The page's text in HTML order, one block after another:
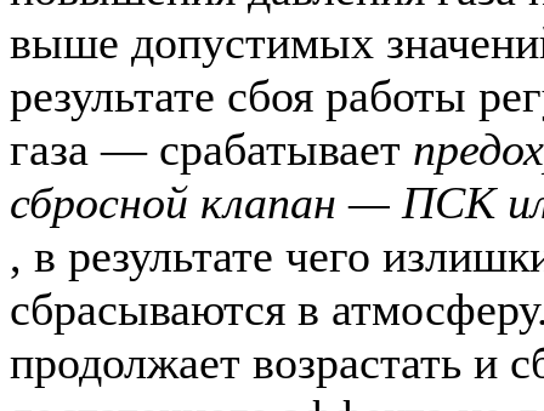
выше допустимых
результате сбоя работы
газа — срабатывает
сбросной клапан — ПСК
, в результате чего
сбрасываются в
продолжает возрастать и